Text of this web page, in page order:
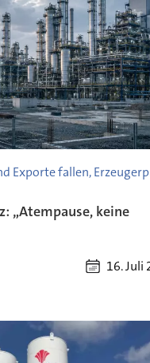
Exporte fallen,
„Atempause, keine
16. Juli